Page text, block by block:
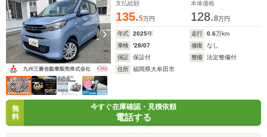
支払総額
135.5万円
本体価格
128.8万円
年式 2025年 走行 0.6万km
車検
'28/07 修復
なし
保証
保証付 整備
法定整備付
住所
福岡県大牟田市
無
料
今すぐ在庫確認・見積依頼
電話する